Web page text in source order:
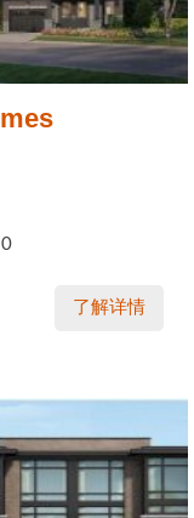
了解详情